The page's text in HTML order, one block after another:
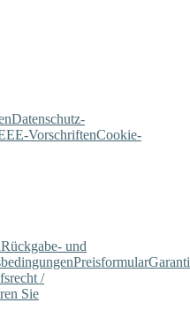
Datenschutz-
VorschriftenCookie-
Rückgabe- und
Preisformular
/
Sie